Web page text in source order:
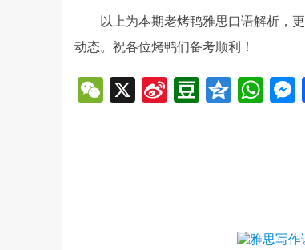
以上为本期老烤鸭雅思口语解析，
动态。祝各位烤鸭们备考顺利！
WeChat
X
SinaDouban